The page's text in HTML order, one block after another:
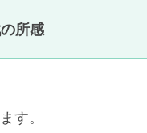
所感
す。